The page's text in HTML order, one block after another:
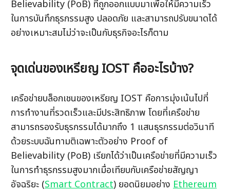
Believability (PoB) ที่ถูกออกแบบมาเพื่อให้มีความเร็ว
ในการบันทึกธุรกรรมสูง ปลอดภัย และสามารถปรับขนาดได้
อย่างเหมาะสมไม่ว่าจะเป็นกับธุรกิจอะไรก็ตาม
จุดเด่นของเหรียญ IOST คืออะไรบ้าง?
เครือข่ายบล็อกเชนของเหรียญ IOST คือการมุ่งเน้นไปที่
การทำงานที่รวดเร็วและมีประสิทธิภาพ โดยที่เครือข่าย
สามารถรองรับธุรกรรมได้มากถึง 1 แสนธุรกรรมต่อวินาที
ด้วยระบบฉันทามติเฉพาะตัวอย่าง Proof of
Believability (PoB) เรียกได้ว่าเป็นเครือข่ายที่มีความเร็ว
ในการทำธุรกรรมสูงมากเมื่อเทียบกับเครือข่ายสัญญา
อัจฉริยะ (​Smart Contract) ยอดนิยมอย่าง Ethereum